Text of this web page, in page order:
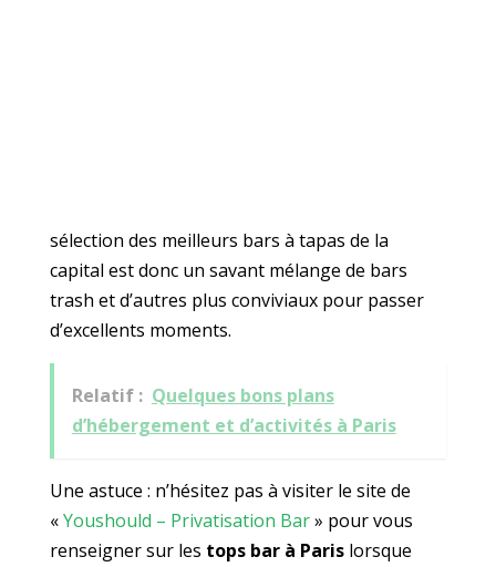
sélection des meilleurs bars à tapas de la
capital est donc un savant mélange de bars
trash et d’autres plus conviviaux pour passer
d’excellents moments.
Relatif : Quelques bons plans
d’hébergement et d’activités à Paris
Une astuce : n’hésitez pas à visiter le site de
«Youshould – Privatisation Bar» pour vous
renseigner sur les tops bar à Parislorsque